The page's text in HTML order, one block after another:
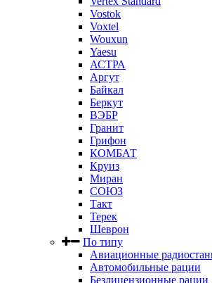
Vostok
Voxtel
Wouxun
Yaesu
АСТРА
Аргут
Байкал
Беркут
ВЭБР
Гранит
Грифон
КОМБАТ
Круиз
Миран
СОЮЗ
Такт
Терек
Шеврон
По типу
Авиационные
Автомобильные рации
Безлицензионные рации